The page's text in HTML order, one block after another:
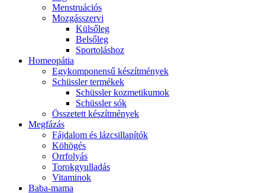
Menstruációs
Mozgásszervi
Külsőleg
Belsőleg
Sportoláshoz
Homeopátia
Egykomponensű készítmények
Schüssler termékek
Schüssler kozmetikumok
Schüssler sók
Összetett készítmények
Megfázás
Fájdalom és lázcsillapítók
Köhögés
Orrfolyás
Torokgyulladás
Vitaminok
Baba-mama